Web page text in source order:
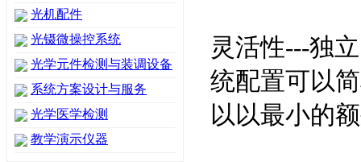
光机配件
光镊微操控系统
光学元件检测与装调设备
系统方案设计与服务
光学医学检测
教学演示仪器
灵活性---独
统配置可以
以以最小的